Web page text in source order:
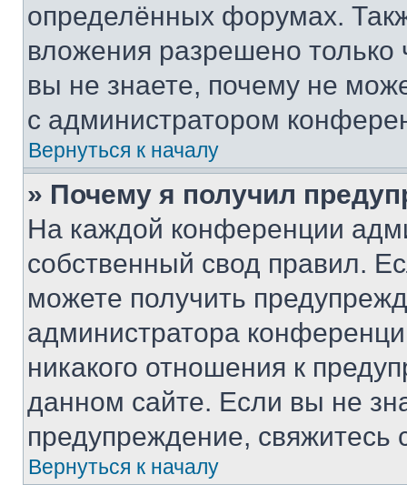
определённых форумах.
вложения разрешено
вы не знаете, почему не
с администратором
Вернуться к началу
» Почему я получил
На каждой конференции
собственный свод правил.
можете получить
администратора
никакого отношения к
данном сайте. Если вы не
предупреждение,
Вернуться к началу